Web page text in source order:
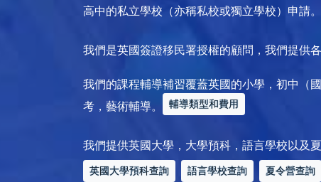
高中的私立學校（亦稱私校或獨立學校）申請。
我們是英國簽證移民署授權的顧問，我們提供
我們的課程輔導補習覆蓋英國的小學，初中（
考，藝術輔導。
輔導類型和費用
我們提供英國大學，大學預科，語言學校以及
英國大學預科查詢 語言學校查詢 夏令營查詢